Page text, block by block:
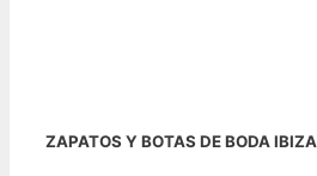
ZAPATOS Y BOTAS DE BODA IBIZA